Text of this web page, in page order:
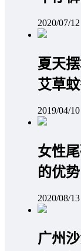
2020/07/12
夏天
艾草
2019/04/10
女性
的优势
2020/08/13
广州